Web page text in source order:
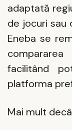
adaptată
de jocuri sau
Eneba se
facilitând
platforma
Mai mult